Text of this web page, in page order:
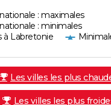
: maximales
: minimales
à Labretonie
Les villes les plus
Les villes les plus